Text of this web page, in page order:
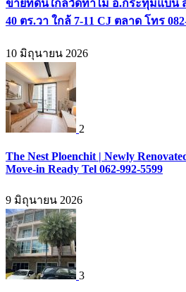
ขายที่ดินใกล้วัดท่าไม้ อ.กระทุ่มแบน
40 ตร.วา ใกล้ 7-11 CJ ตลาด โทร
10 มิถุนายน 2026
2
The Nest Ploenchit | Newly
Move-in Ready Tel 062-992-5599
9 มิถุนายน 2026
3